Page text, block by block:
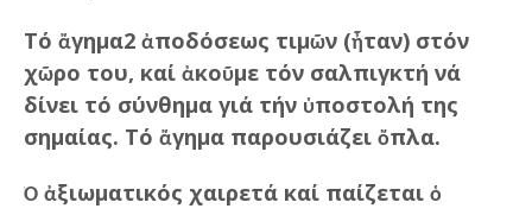
Τό ἄγημα2 ἀποδόσεως τιμῶν (ἦταν) στόν
χῶρο του, καί ἀκοῦμε τόν σαλπιγκτή νά
δίνει τό σύνθημα γιά τήν ὑποστολή της
σημαίας. Τό ἄγημα παρουσιάζει ὄπλα.
Ὁ ἀξιωματικός χαιρετά καί παίζεται ὁ